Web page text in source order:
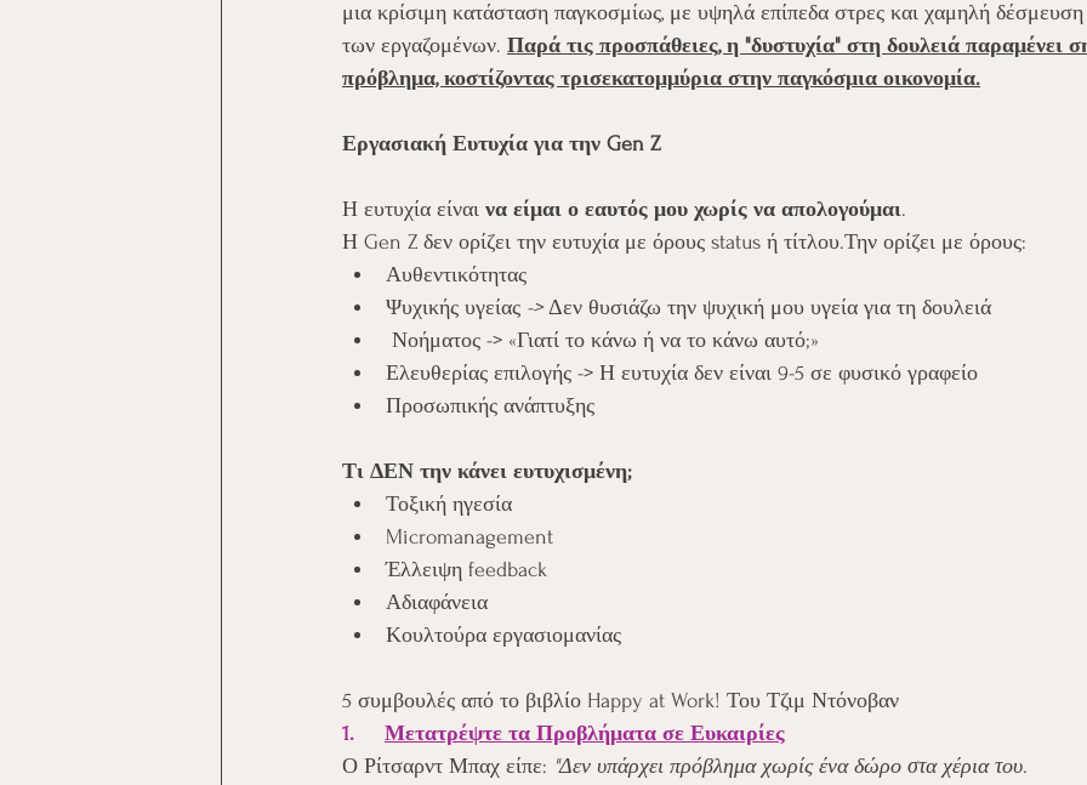
μια κρίσιμη κατάσταση παγκοσμίως, με υψηλά επίπεδα στρες και χαμηλή
των εργαζομένων. Παρά τις προσπάθειες, η "δυστυχία" στη δουλειά παραμένει
πρόβλημα, κοστίζοντας τρισεκατομμύρια στην παγκόσμια οικονομία.
Εργασιακή Ευτυχία για την Gen Z
Η ευτυχία είναι να είμαι ο εαυτός μου χωρίς να απολογούμαι.
Η Gen Z δεν ορίζει την ευτυχία με όρους status ή τίτλου.Την ορίζει με όρους:
Αυθεντικότητας
Ψυχικής υγείας -> Δεν θυσιάζω την ψυχική μου υγεία για τη δουλειά
Νοήματος -> «Γιατί το κάνω ή να το κάνω αυτό;»
Ελευθερίας επιλογής -> Η ευτυχία δεν είναι 9-5 σε φυσικό γραφείο
Προσωπικής ανάπτυξης
Τι ΔΕΝ την κάνει ευτυχισμένη;
Τοξική ηγεσία
Micromanagement
Έλλειψη feedback
Αδιαφάνεια
Κουλτούρα εργασιομανίας
5 συμβουλές από το βιβλίο Happy at Work! Του Τζιμ Ντόνοβαν
1. Μετατρέψτε τα Προβλήματα σε Ευκαιρίες
Ο Ρίτσαρντ Μπαχ είπε: "Δεν υπάρχει πρόβλημα χωρίς ένα δώρο στα χέρια του.